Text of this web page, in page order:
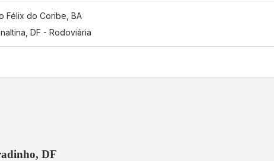
Félix do Coribe, BA
DF - Rodoviária
DF